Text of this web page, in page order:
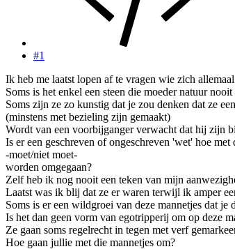
#1
Ik heb me laatst lopen af te vragen wie zich
Soms is het enkel een steen die moeder natuur
Soms zijn ze zo kunstig dat je zou denken dat ze
(minstens met bezieling zijn gemaakt)
Wordt van een voorbijganger verwacht dat hij zijn
Is er een geschreven of ongeschreven 'wet' hoe met
-moet/niet moet-
worden omgegaan?
Zelf heb ik nog nooit een teken van mijn
Laatst was ik blij dat ze er waren terwijl ik amper
Soms is er een wildgroei van deze mannetjes dat
Is het dan geen vorm van egotripperij om op deze
Ze gaan soms regelrecht in tegen met verf
Hoe gaan jullie met die mannetjes om?